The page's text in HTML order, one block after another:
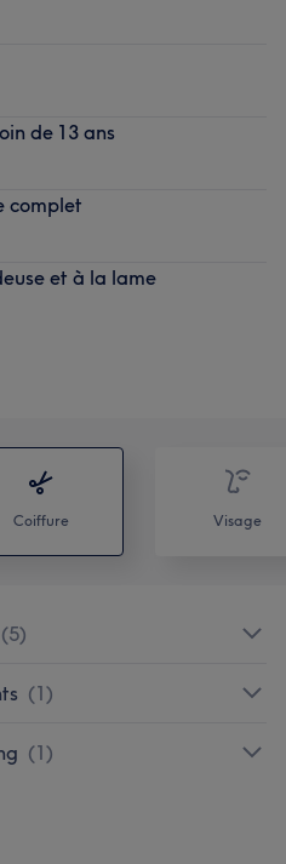
de 13 ans
complet
et à la lame
Coiffure Visage
(5)
(1)
(1)